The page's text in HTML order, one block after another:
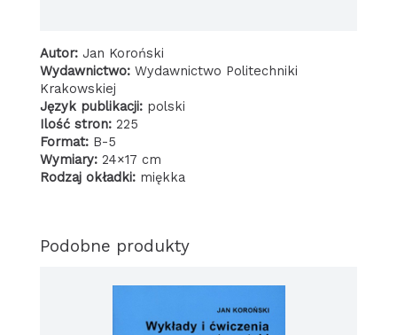
tle
rozwoju
teorii
równań
różniczkowych
w
świecie
Autor: Jan Koroński
Wydawnictwo: Wydawnictwo Politechniki
Krakowskiej
Język publikacji: polski
Ilość stron: 225
Format: B-5
Wymiary: 24×17 cm
Rodzaj okładki: miękka
Podobne produkty